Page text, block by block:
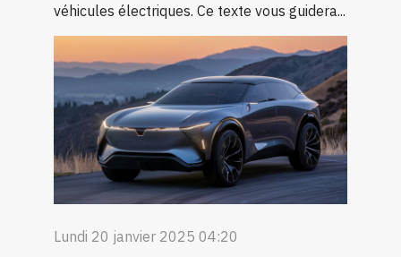
véhicules électriques. Ce texte vous guidera...
Lundi 20 janvier 2025 04:20